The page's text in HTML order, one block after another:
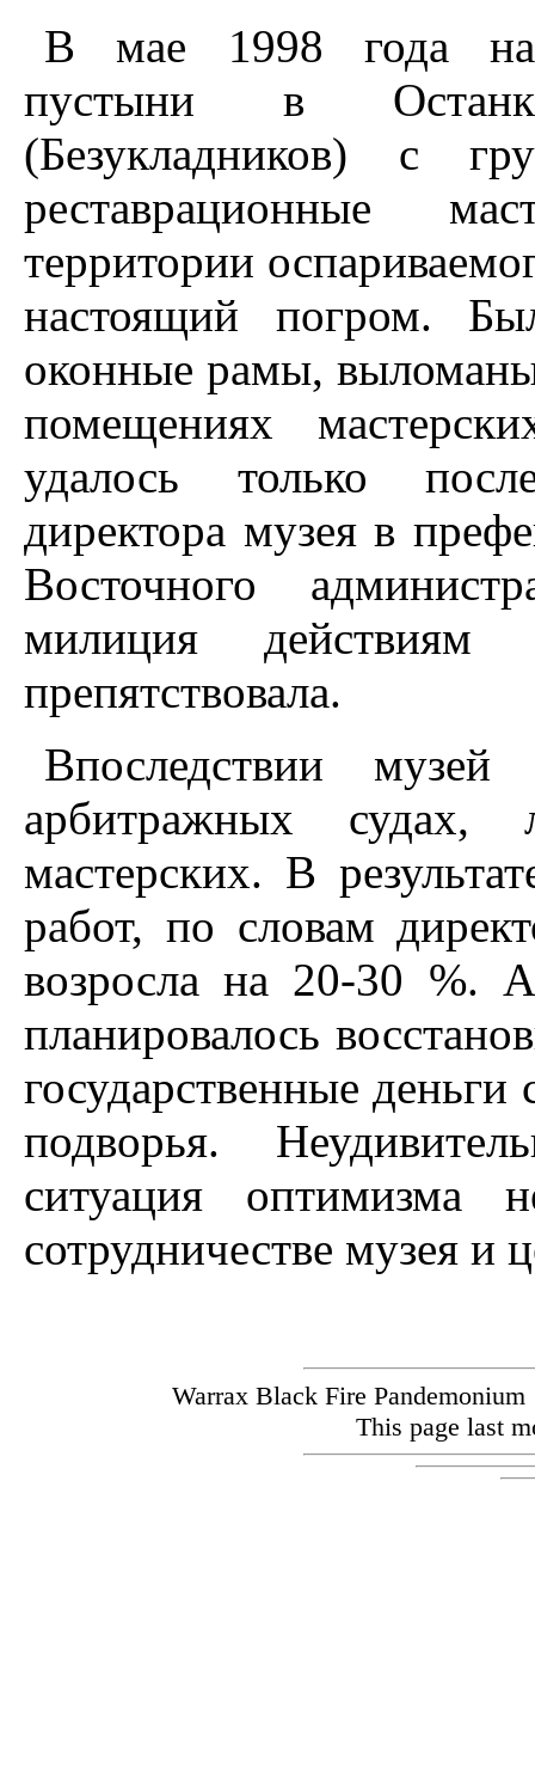
В мае 1998 года
пустыни в
(Безукладников) с
реставрационные
территории
настоящий погром.
оконные рамы,
помещениях
удалось только
директора музея в
Восточного
милиция действиям
препятствовала.
Впоследствии
арбитражных
мастерских. В
работ, по словам
возросла на 20-30 %.
планировалось
государственные
подворья.
ситуация
сотрудничестве музея и
Warrax Black Fire
This page last